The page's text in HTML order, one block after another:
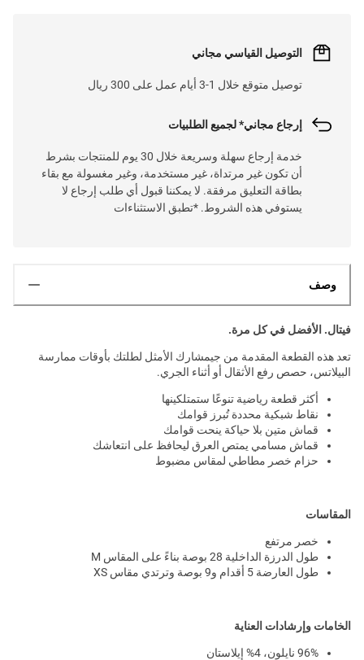
التوصيل القياسي مجاني
توصيل متوقع خلال 1-3 أيام عمل على 300 ريال
إرجاع مجاني* لجميع الطلبيات
خدمة إرجاع سهلة وسريعة خلال 30 يوم للمنتجات بشرط
أن تكون غير مرتداة، غير مستخدمة، وغير مغسولة مع بقاء
بطاقة التعليق مرفقة. لا يمكننا قبول أي طلب إرجاع لا
يستوفي هذه الشروط. *تطبق الاستثناءات
وصف
فيتال. الأفضل في كل مرة.
تعد هذه القطعة المقدمة من جيمشارك الأمثل لطلتك بأوقات ممارسة
البيلاتس، حصص رفع الأثقال أو أثناء الجري.
أكثر قطعة رياضية تنوعًا ستمتلكينها
نقاط شبكية محددة تُبرز قوامك
قماش متين بلا حياكة ينحت قوامك
قماش مسامي يمتص العرق ليحافظ على انتعاشك
حزام خصر مطاطي لمقاس مضبوط
المقاسات
خصر مرتفع
طول الدرزة الداخلية 28 بوصة بناءً على المقاس M
طول العارضة 5 أقدام و9 بوصة وترتدي مقاس XS
الخامات وإرشادات العناية
96% نايلون، 4% إيلاستان